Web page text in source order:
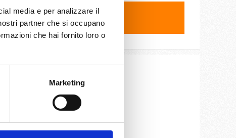
media e per analizzare il
partner che si occupano
che hai fornito loro o
Marketing
e cassaforte.